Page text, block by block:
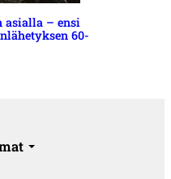
asialla – ensi
60-